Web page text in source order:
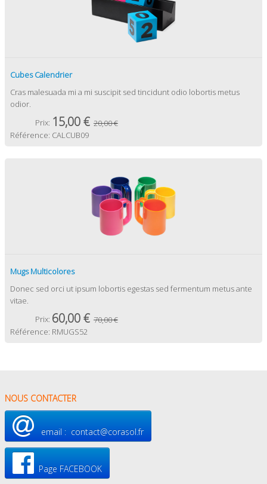
Cubes Calendrier
Cras malesuada mi a mi suscipit sed tincidunt odio lobortis metus
odior.
Prix: 15,00 € 20,00 €
Référence: CALCUB09
Mugs Multicolores
Donec sed orci ut ipsum lobortis egestas sed fermentum metus ante
vitae.
Prix: 60,00 € 70,00 €
Référence: RMUGS52
NOUS CONTACTER
email : contact@corasol.fr
Page FACEBOOK